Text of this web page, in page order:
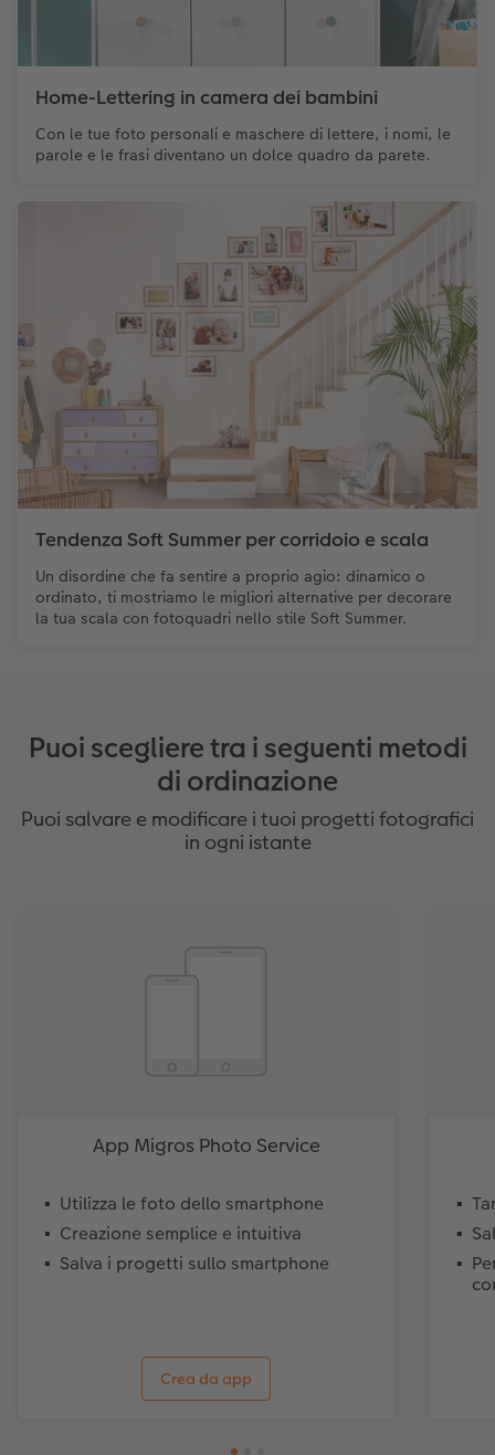
Home-Lettering in camera dei bambini
Con le tue foto personali e maschere di lettere, i nomi, le
parole e le frasi diventano un dolce quadro da parete.
Tendenza Soft Summer per corridoio e scala
Un disordine che fa sentire a proprio agio: dinamico o
ordinato, ti mostriamo le migliori alternative per decorare
la tua scala con fotoquadri nello stile Soft Summer.
Puoi scegliere tra i seguenti metodi
di ordinazione
Puoi salvare e modificare i tuoi progetti fotografici
in ogni istante
App Migros Photo Service
Utilizza le foto dello smartphone
Creazione semplice e intuitiva
Salva i progetti sullo smartphone
Crea da app